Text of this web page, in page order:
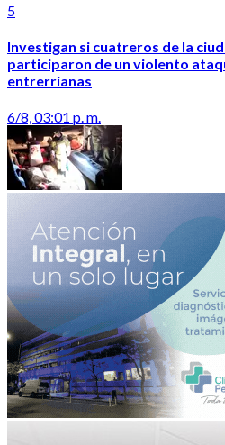
5
Investigan si cuatreros de la
participaron de un violento
entrerrianas
6/8, 03:01 p. m.